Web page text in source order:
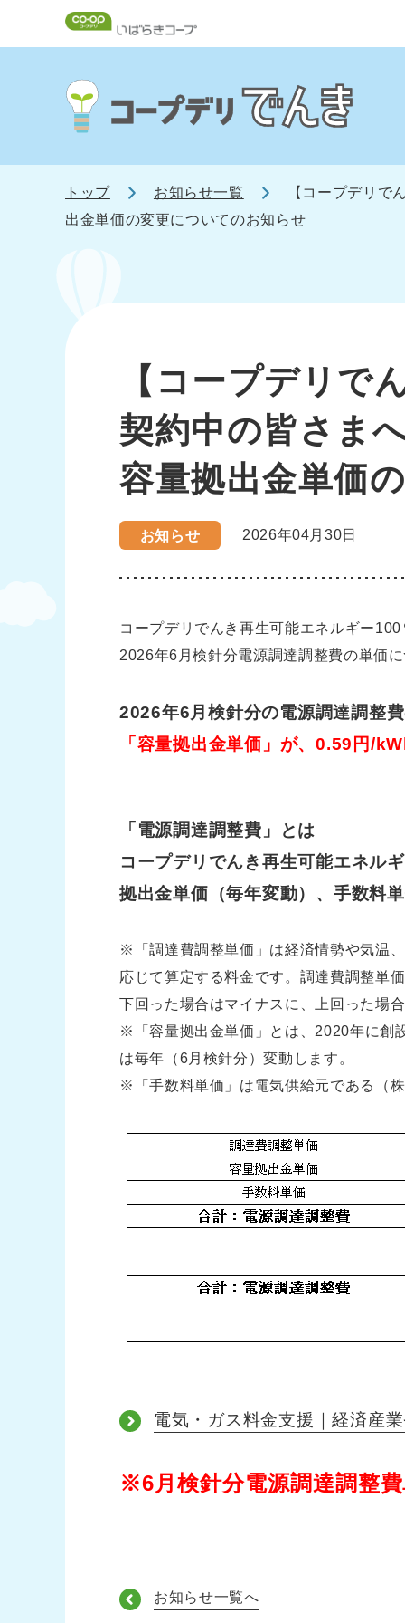
トップ お知らせ一覧
【コープデリで
出金単価の変更についてのお知らせ
【コープデリで
契約中の皆さま
容量拠出金単価
お知らせ 2026年04月30日
コープデリでんき再生可能エネルギー
2026年6月検針分電源調達調整費の単価
2026年6月検針分の電源調達調整
「容量拠出金単価」が、0.59円/
「電源調達調整費」とは
コープデリでんき再生可能エネル
拠出金単価（毎年変動）、手数料
※「調達費調整単価」は経済情勢や気温
応じて算定する料金です。調達費調整単
下回った場合はマイナスに、上回った場
※「容量拠出金単価」とは、2020年に創
は毎年（6月検針分）変動します。
※「手数料単価」は電気供給元である（
電気・ガス料金支援｜経済産
※6月検針分電源調達調整
お知らせ一覧へ